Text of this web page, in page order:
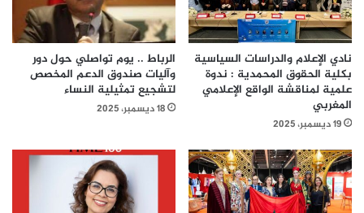
نادي الإعلام والدراسات السياسية
بكلية الحقوق المحمدية : ندوة
علمية لمناقشة الواقع الإعلامي
المغربي
19 ديسمبر، 2025
الرباط .. يوم تواصلي حول دور
وآليات صندوق الدعم المخصص
لتشجيع تمثيلية النساء
18 ديسمبر، 2025